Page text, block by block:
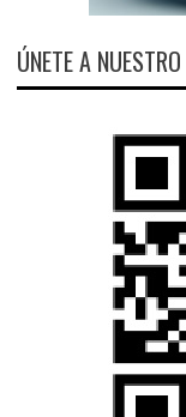
ÚNETE A